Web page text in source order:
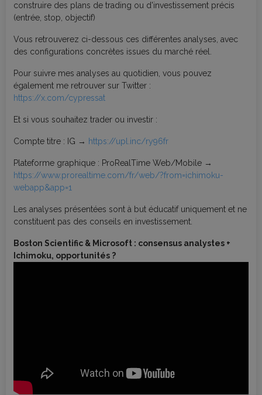
construire des plans de trading ou d'investissement précis
(entrée, stop, objectif)
Vous retrouverez ci-dessous ces différentes analyses, avec
des configurations concrètes issues du marché réel.
Pour suivre mes analyses au quotidien, vous pouvez
également me retrouver sur Twitter :
https://x.com/cypressat
Et si vous souhaitez trader ou investir :
Compte titre : IG → https://upl.inc/ry96fr
Plateforme graphique : ProRealTime Web/Mobile →
https://www.prorealtime.com/fr/web/?from=ichimoku-
webapp&app=1
Les analyses présentées sont à but éducatif uniquement et ne
constituent pas des conseils en investissement.
Boston Scientific & Microsoft : consensus analystes +
Ichimoku, opportunités ?